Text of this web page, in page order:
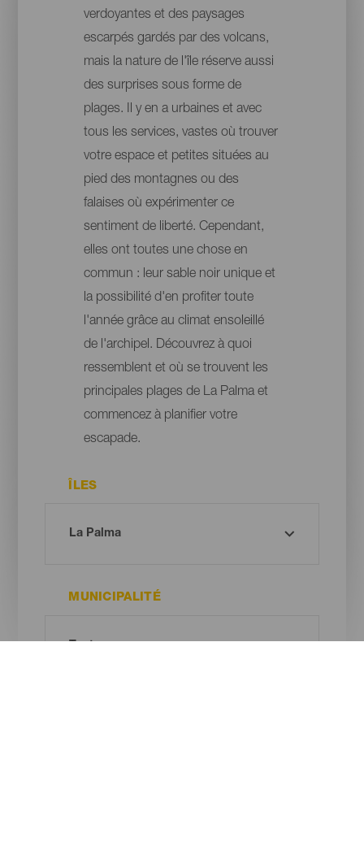
verdoyantes et des paysages
escarpés gardés par des volcans,
mais la nature de l'île réserve aussi
des surprises sous forme de
plages. Il y en a urbaines et avec
tous les services, vastes où trouver
votre espace et petites situées au
pied des montagnes ou des
falaises où expérimenter ce
sentiment de liberté. Cependant,
elles ont toutes une chose en
commun : leur sable noir unique et
la possibilité d'en profiter toute
l'année grâce au climat ensoleillé
de l'archipel. Découvrez à quoi
ressemblent et où se trouvent les
principales plages de La Palma et
commencez à planifier votre
escapade.
ÎLES
MUNICIPALITÉ